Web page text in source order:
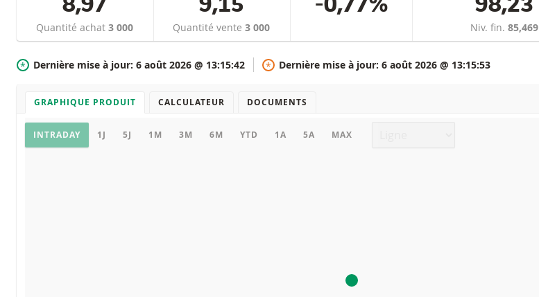
8,97
Quantité achat3 000
9,15
Quantité vente3 000
-0,77% 98,23
Niv. fin.85,469
* Dernière mise à jour: 6 août 2026 @ 13:15:42 * Dernière mise à jour: 6 août 2026 @ 13:15:53
GRAPHIQUE PRODUIT CALCULATEUR DOCUMENTS
Graphique
INTRADAY 1J 5J 1M 3M 6M YTD 1A 5A MAX